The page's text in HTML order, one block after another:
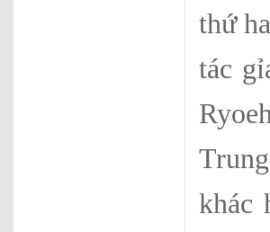
thứ
tác
khác